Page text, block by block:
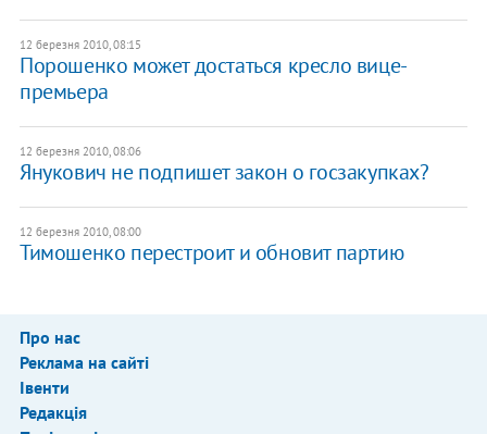
12 березня 2010, 08:15
Порошенко может достаться кресло вице-
премьера
12 березня 2010, 08:06
Янукович не подпишет закон о госзакупках?
12 березня 2010, 08:00
Тимошенко перестроит и обновит партию
Про нас
Реклама на сайті
Івенти
Редакція